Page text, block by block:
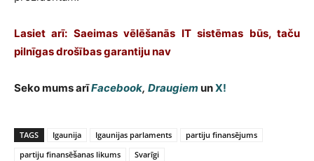
Lasiet arī: Saeimas vēlēšanās IT sistēmas būs, taču
pilnīgas drošības garantiju nav
Seko mums arīFacebook, Draugiem unX!
TAGS Igaunija Igaunijas parlaments
partiju finansējums
partiju finansēšanas likums
Svarīgi